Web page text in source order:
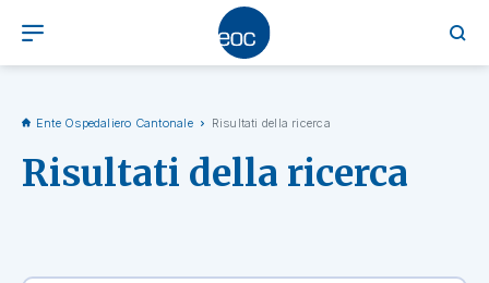
Ente Ospedaliero Cantonale Risultati della ricerca
Risultati della ricerca